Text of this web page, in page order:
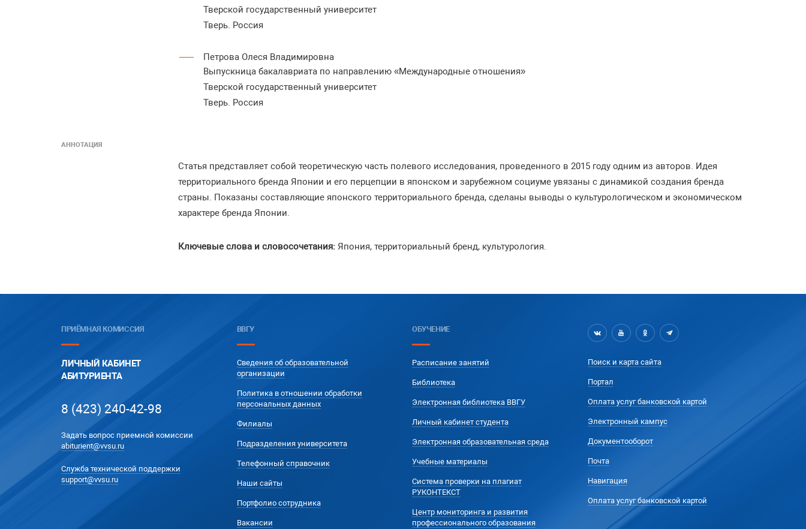
Тверской государственный университет
Тверь. Россия
Петрова Олеся Владимировна
Выпускница бакалавриата по направлению «Международные отношения»
Тверской государственный университет
Тверь. Россия
АННОТАЦИЯ
Статья представляет собой теоретическую часть полевого исследования, проведенного в 2015 году одним из авторов. Идея
территориального бренда Японии и его перцепции в японском и зарубежном социуме увязаны с динамикой создания бренда
страны. Показаны составляющие японского территориального бренда, сделаны выводы о культурологическом и экономическом
характере бренда Японии.
Ключевые слова и словосочетания: Япония, территориальный бренд, культурология.
ПРИЁМНАЯ КОМИССИЯ
ЛИЧНЫЙ КАБИНЕТ
АБИТУРИЕНТА
8 (423) 240-42-98
Задать вопрос приемной комиссии
abiturient@vvsu.ru
Служба технической поддержки
support@vvsu.ru
ВВГУ
Сведения об образовательной
организации
Политика в отношении обработки
персональных данных
Филиалы
Подразделения университета
Телефонный справочник
Наши сайты
Портфолио сотрудника
Вакансии
ОБУЧЕНИЕ
Расписание занятий
Библиотека
Электронная библиотека ВВГУ
Личный кабинет студента
Электронная образовательная среда
Учебные материалы
Система проверки на плагиат
РУКОНТЕКСТ
Центр мониторинга и развития
профессионального образования
Поиск и карта сайта
Портал
Оплата услуг банковской картой
Электронный кампус
Документооборот
Почта
Навигация
Оплата услуг банковской картой